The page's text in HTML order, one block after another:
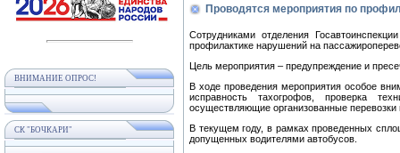
ВНИМАНИЕ ОПРОС!
СК "БОЧКАРИ"
Проводятся мероприятия по
Сотрудниками отделения
профилактике нарушений на
Цель мероприятия – предупреждение и
В ходе проведения мероприятия особое
исправность тахогрофов, проверка
осуществляющие организованные перевозки
В текущем году, в рамках проведенных
допущенных водителями автобусов.